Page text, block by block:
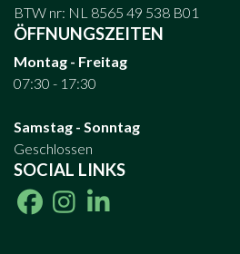
BTW nr: NL 8565 49 538 B01
ÖFFNUNGSZEITEN
Montag - Freitag
07:30 - 17:30
Samstag - Sonntag
Geschlossen
SOCIAL LINKS